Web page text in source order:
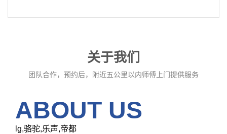
关于我们
团队合作，预约后，附近五公里以内师傅上门提供服务
ABOUT US
lg,骆驼,乐声,帝都